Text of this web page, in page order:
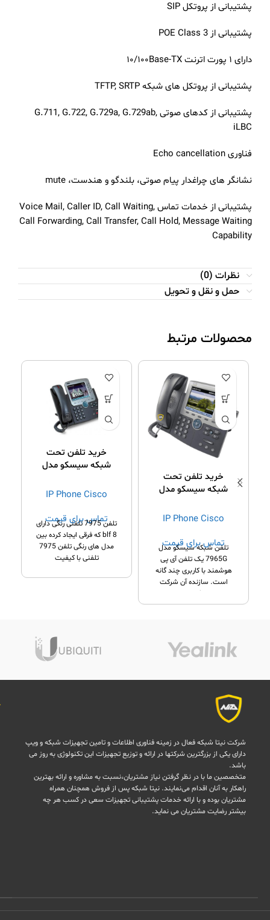
پشتیبانی از پروتکل SIP
پشتیبانی از POE Class 3
دارای ۱ پورت اترنت ۱۰/۱۰۰Base-TX
پشتیبانی از پروتکل های شبکه TFTP, SRTP
پشتیبانی از کدهای صوتی G.711, G.722, G.729a, G.729ab,
iLBC
فناوری Echo cancellation
نشانگر های چراغدار پیام صوتی، بلندگو و هندست، mute
پشتیبانی از خدمات تماس Voice Mail, Caller ID, Call Waiting,
Call Forwarding, Call Transfer, Call Hold, Message Waiting
Capability
نظرات (0)
حمل و نقل و تحویل
محصولات مرتبط
خرید تلفن تحت
شبکه سیسکو مدل
IP Phone Cisco
تماس برای قیمت
تلفن شبکه سیسکو مدل
7965G یک تلفن آی پی
هوشمند با کاربری چند گانه
است. سازنده آن شرکت
معروف سیسکو
خرید تلفن تحت
شبکه سیسکو مدل
IP Phone Cisco
تماس برای قیمت
تلفن 7975 تلفنی رنگی دارای
8 blf که فرقی ایجاد کرده بین
مدل های رنگی تلفن 7975
تلفنی با کیفیت
شرکت نیتا شبکه فعال در زمینه فناوری اطلاعات و تامین تجهیزات شبکه و ویپ
دارای یکی از بزرگترین شرکتها در ارائه و توزیع تجهیزات این تکنولوژی به روز می
باشد.
متخصصین ما با در نظر گرفتن نیاز مشتریان،نسبت به مشاوره و ارائه بهترین
راهکار به آنان اقدام می‌نمایند. نیتا شبکه پس از فروش همچنان همراه
مشتریان بوده و با ارائه خدمات پشتیبانی تجهیزات سعی در کسب هر چه
بیشتر رضایت مشتریان می نماید.